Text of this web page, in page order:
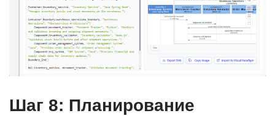
Шаг 8: Планирование